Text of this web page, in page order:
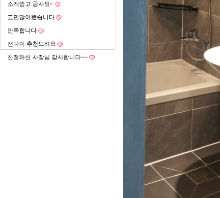
소개받고 공사요~
고민많이했습니다
만족합니다
잰다이 추천드려요
친절하신 사장님 감사합니다~~